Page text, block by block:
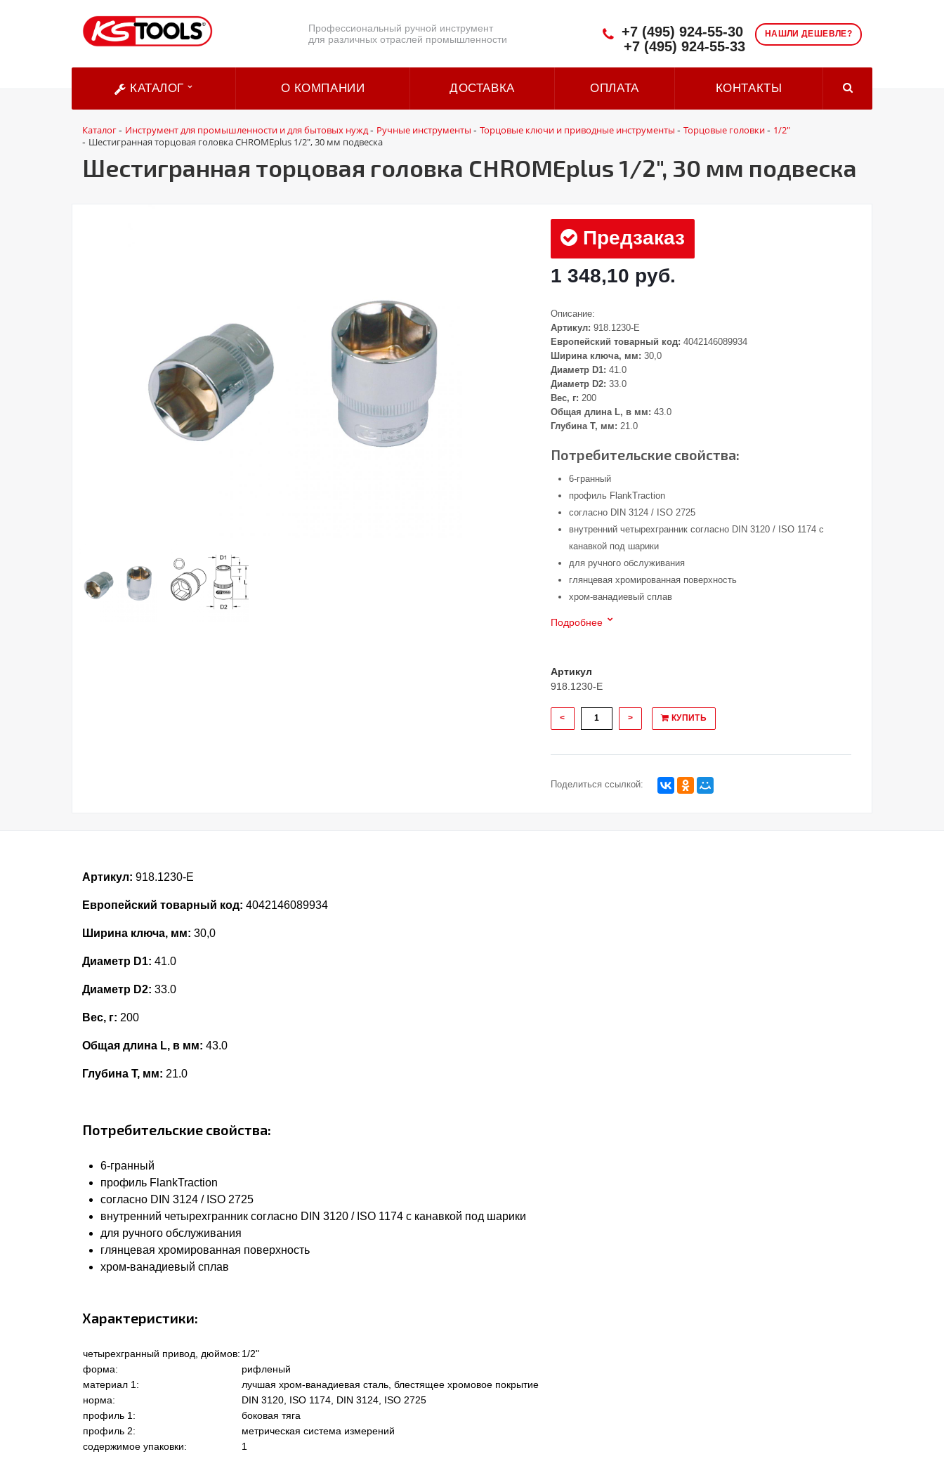
Профессиональный ручной инструмент
для различных отраслей промышленности
НАШЛИ ДЕШЕВЛЕ?
+7 (495) 924-55-30
+7 (495) 924-55-33
КАТАЛОГ О КОМПАНИИ ДОСТАВКА ОПЛАТА КОНТАКТЫ
Каталог- Инструмент для промышленности и для бытовых нужд- Ручные инструменты - Торцовые ключи и приводные инструменты - Торцовые головки- 1/2"
- Шестигранная торцовая головка CHROMEplus 1/2", 30 мм подвеска
Шестигранная торцовая головка CHROMEplus 1/2", 30 мм подвеска
Предзаказ
1 348,10 руб.
Описание:
Артикул: 918.1230-E
Европейский товарный код: 4042146089934
Ширина ключа, мм: 30,0
Диаметр D1: 41.0
Диаметр D2: 33.0
Вес, г: 200
Общая длина L, в мм: 43.0
Глубина Т, мм: 21.0
Потребительские свойства:
6-гранный
профиль FlankTraction
согласно DIN 3124 / ISO 2725
внутренний четырехгранник согласно DIN 3120 / ISO 1174 с
канавкой под шарики
для ручного обслуживания
глянцевая хромированная поверхность
хром-ванадиевый сплав
Подробнее
Артикул
918.1230-E
< > КУПИТЬ
Поделиться ссылкой:
Артикул: 918.1230-E
Европейский товарный код: 4042146089934
Ширина ключа, мм: 30,0
Диаметр D1: 41.0
Диаметр D2: 33.0
Вес, г: 200
Общая длина L, в мм: 43.0
Глубина Т, мм: 21.0
Потребительские свойства:
6-гранный
профиль FlankTraction
согласно DIN 3124 / ISO 2725
внутренний четырехгранник согласно DIN 3120 / ISO 1174 с канавкой под шарики
для ручного обслуживания
глянцевая хромированная поверхность
хром-ванадиевый сплав
Характеристики:
четырехгранный привод, дюймов: 1/2"
форма:
рифленый
материал 1:
лучшая хром-ванадиевая сталь, блестящее хромовое покрытие
норма:
DIN 3120, ISO 1174, DIN 3124, ISO 2725
профиль 1:
боковая тяга
профиль 2:
метрическая система измерений
содержимое упаковки:
1